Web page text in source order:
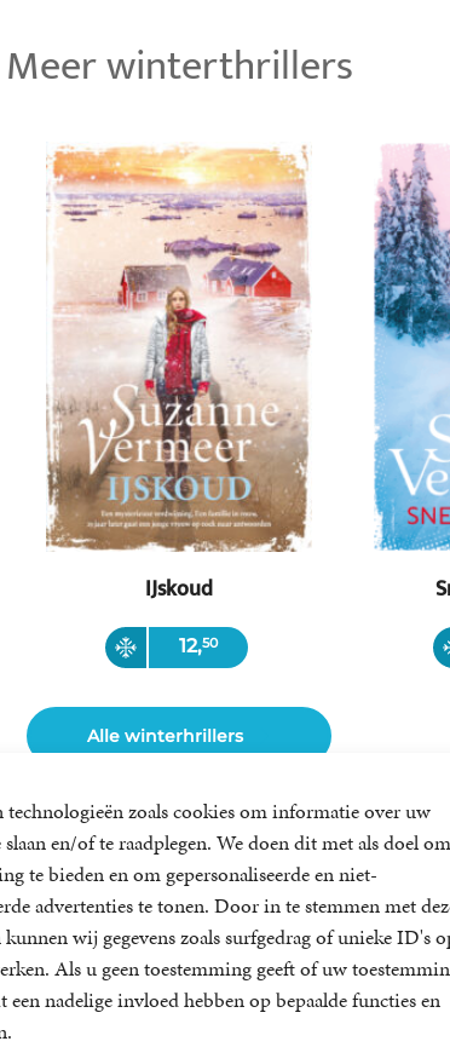
zoals cookies om informatie over uw
slaan en/of te raadplegen. We doen dit met als doel om
te bieden en om gepersonaliseerde en niet-
advertenties te tonen. Door in te stemmen met
wij gegevens zoals surfgedrag of unieke ID's
Als u geen toestemming geeft of uw
nadelige invloed hebben op bepaalde functies en
Meer winterthrillers
IJskoud
12,50
Paperback
Alle winterhrillers
Boektrailer